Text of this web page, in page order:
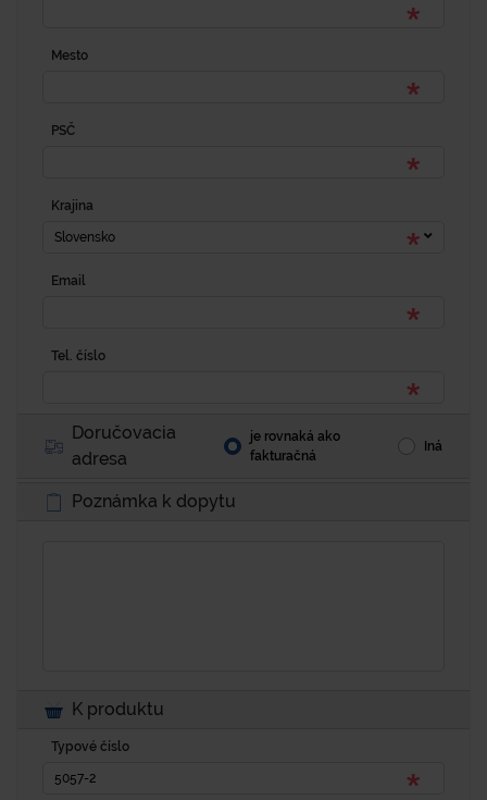
Mesto
PSČ
Krajina
Slovensko
Email
Tel. číslo
Doručovacia
adresa
je rovnaká ako
fakturačná
Iná
Poznámka k dopytu
K produktu
Typové číslo